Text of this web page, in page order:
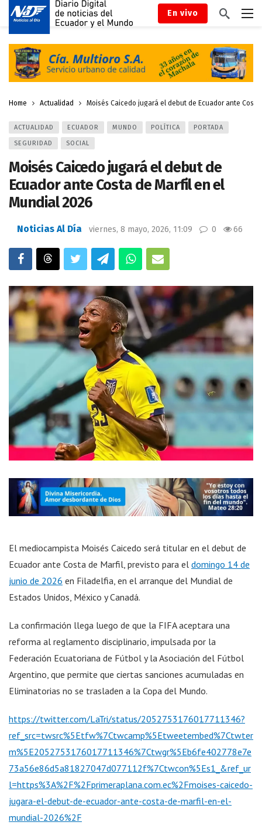
En vivo
Home Actualidad Moisés Caicedo jugará el debut de Ecuador ante
ACTUALIDAD ECUADOR MUNDO POLÍTICA PORTADA
SEGURIDAD SOCIAL
Moisés Caicedo jugará el debut de
Ecuador ante Costa de Marfil en el
Mundial 2026
Noticias Al Día viernes, 8 mayo, 2026, 11:09 0 66
El mediocampista Moisés Caicedo será titular en el debut de
Ecuador ante Costa de Marfil, previsto para el domingo 14 de
junio de 2026 en Filadelfia, en el arranque del Mundial de
Estados Unidos, México y Canadá.
La confirmación llega luego de que la FIFA aceptara una
reforma al reglamento disciplinario, impulsada por la
Federación Ecuatoriana de Fútbol y la Asociación del Fútbol
Argentino, que permite que ciertas sanciones acumuladas en
Eliminatorias no se trasladen a la Copa del Mundo.
https://twitter.com/LaTri/status/2052753176017711346?
ref_src=twsrc%5Etfw%7Ctwcamp%5Etweetembed%7Ctwter
m%5E2052753176017711346%7Ctwgr%5Eb6fe402778e7e
73a56e86d5a81827047d077112f%7Ctwcon%5Es1_&ref_ur
l=https%3A%2F%2Fprimeraplana.com.ec%2Fmoises-caicedo-
jugara-el-debut-de-ecuador-ante-costa-de-marfil-en-el-
mundial-2026%2F